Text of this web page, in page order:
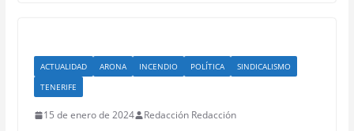
ACTUALIDAD ARONA INCENDIO POLÍTICA
SINDICALISMO
TENERIFE
15 de enero de 2024 Redacción Redacción